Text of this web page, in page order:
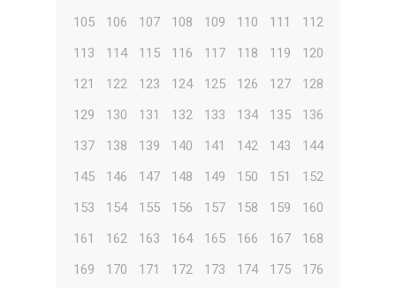
105
106 107 108 109 110 111
112
113
114 115 116 117 118 119
120
121
122 123 124 125 126 127
128
129
130 131 132 133 134 135
136
137
138 139 140 141 142 143
144
145
146 147 148 149 150 151
152
153
154 155 156 157 158 159
160
161
162 163 164 165 166 167
168
169
170 171 172 173 174 175
176